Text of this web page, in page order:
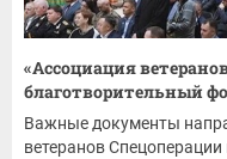
«Ассоциация
благотворительный
Важные документы
ветеранов Спецоперации